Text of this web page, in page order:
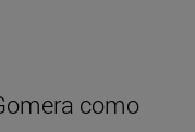
como